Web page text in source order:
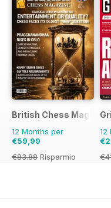
British Chess Magazine
12 Months per
€59,99
€83.88 Risparmio
12